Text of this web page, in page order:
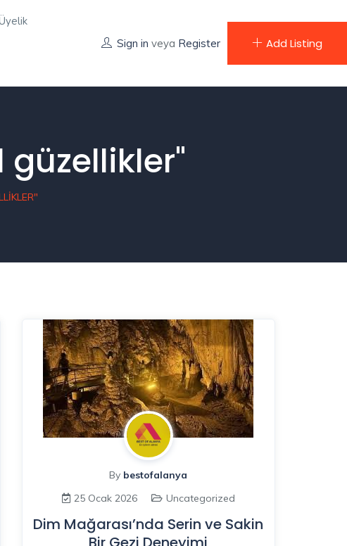
Sign in veya Register Add Listing
By bestofalanya
25 Ocak 2026
Uncategorized
Dim Mağarası’nda Serin ve Sakin